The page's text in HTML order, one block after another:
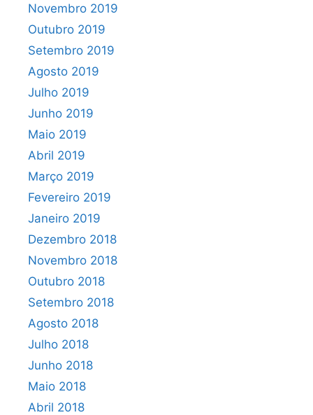
Novembro 2019
Outubro 2019
Setembro 2019
Agosto 2019
Julho 2019
Junho 2019
Maio 2019
Abril 2019
Março 2019
Fevereiro 2019
Janeiro 2019
Dezembro 2018
Novembro 2018
Outubro 2018
Setembro 2018
Agosto 2018
Julho 2018
Junho 2018
Maio 2018
Abril 2018